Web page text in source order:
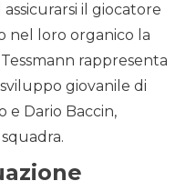
il giocatore
nel loro organico la
rappresenta
giovanile di
e Dario Baccin,